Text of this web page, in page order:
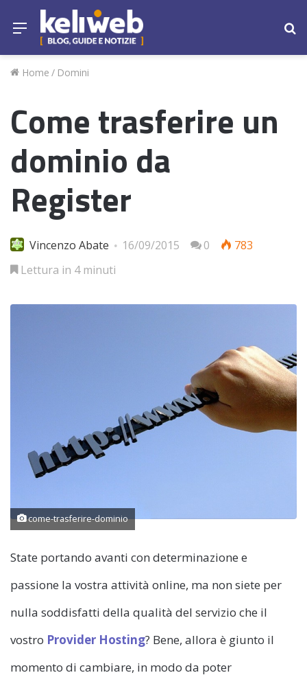
Menu
Home / Domini
Come trasferire un
dominio da
Register
Vincenzo Abate 16/09/2015 0
783
Lettura in 4 minuti
come-trasferire-dominio
State portando avanti con determinazione e
passione la vostra attività online, ma non siete per
nulla soddisfatti della qualità del servizio che il
vostro Provider Hosting? Bene, allora è giunto il
momento di cambiare, in modo da poter